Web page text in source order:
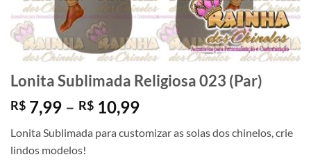
Lonita Sublimada Religiosa 023 (Par)
R$ 7,99 – R$ 10,99Faixa
preço:
Lonita Sublimada para customizar as solas dos chinelos, crie
lindos modelos!